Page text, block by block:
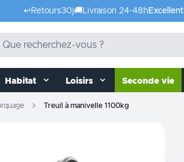
↩️ Retours30j🚚 Livraison 24-48h Excellent
Habitat Loisirs Seconde vie
Treuil à manivelle 1100kg